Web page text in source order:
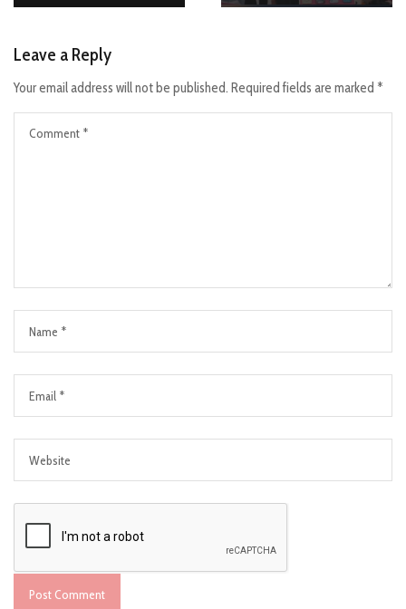
Leave a Reply
Your email address will not be published. Required fields are marked *